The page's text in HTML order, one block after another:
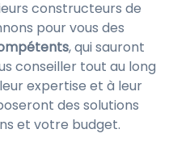
constructeurs de
pour vous des
, qui sauront
conseiller tout au long
expertise et à leur
des solutions
et votre budget.